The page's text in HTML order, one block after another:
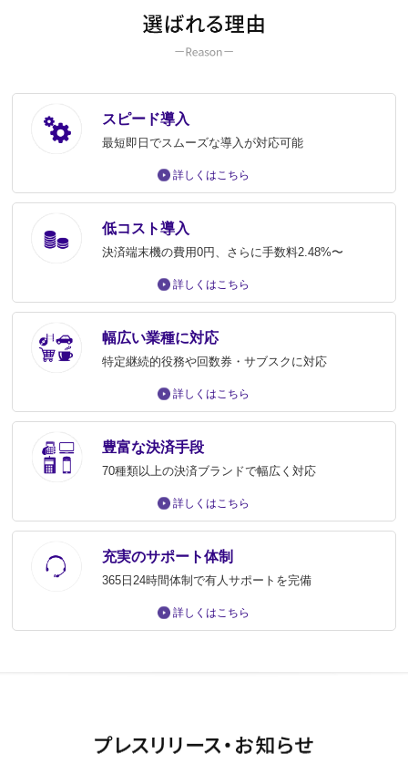
スピード導入
最短即日でスムーズな導入が対応可能
詳しくはこちら
低コスト導入
決済端末機の費用0円、さらに手数料2.48%〜
詳しくはこちら
幅広い業種に対応
特定継続的役務や回数券・サブスクに対応
詳しくはこちら
豊富な決済手段
70種類以上の決済ブランドで幅広く対応
詳しくはこちら
充実のサポート体制
365日24時間体制で有人サポートを完備
詳しくはこちら